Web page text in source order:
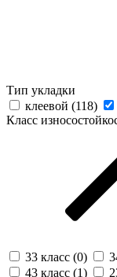
Тип укладки
клеевой (118)
Класс
33 класс (0)
43 класс (1)